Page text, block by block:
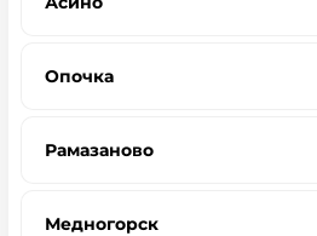
Опочка
Рамазаново
Медногорск